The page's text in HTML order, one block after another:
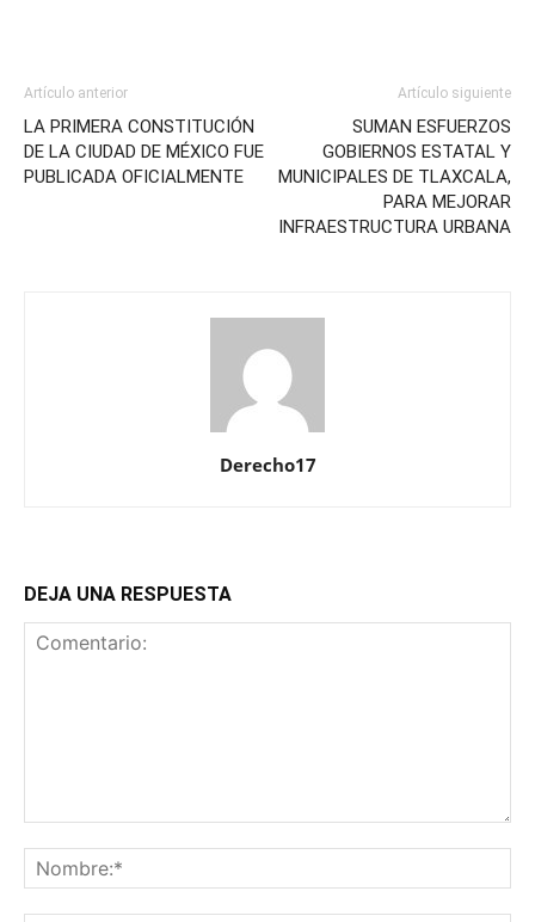
Artículo anterior
LA PRIMERA CONSTITUCIÓN
DE LA CIUDAD DE MÉXICO FUE
PUBLICADA OFICIALMENTE
Artículo siguiente
SUMAN ESFUERZOS
GOBIERNOS ESTATAL Y
MUNICIPALES DE TLAXCALA,
PARA MEJORAR
INFRAESTRUCTURA URBANA
Derecho17
DEJA UNA RESPUESTA